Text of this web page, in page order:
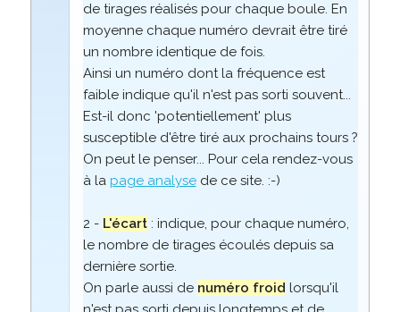
de tirages réalisés pour chaque boule. En
moyenne chaque numéro devrait être tiré
un nombre identique de fois.
Ainsi un numéro dont la fréquence est
faible indique qu'il n'est pas sorti souvent...
Est-il donc 'potentiellement' plus
susceptible d'être tiré aux prochains tours ?
On peut le penser... Pour cela rendez-vous
à la page analysede ce site. :-)
2 - L'écart: indique, pour chaque numéro,
le nombre de tirages écoulés depuis sa
dernière sortie.
On parle aussi de numéro froid lorsqu'il